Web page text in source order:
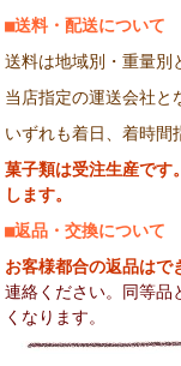
■送料・配送について
送料は地域別・重量別
当店指定の運送会社と
いずれも着日、着時間
菓子類は受注生産です
します。
■返品・交換について
お客様都合の返品はで
連絡ください。同等品
くなります。